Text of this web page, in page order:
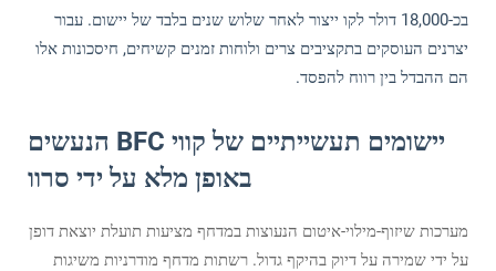
בכ-18,000 דולר לקו ייצור לאחר שלוש שנים בלבד של יישום. עבור
יצרנים העוסקים בתקציבים צרים ולוחות זמנים קשיחים, חיסכונות אלו
הם ההבדל בין רווח להפסד.
יישומים תעשייתיים של קווי BFC הנעשים
באופן מלא על ידי סרוו
מערכות שיזוף-מילוי-איטום הנעוצות במדחף מציעות תועלת יוצאת דופן
על ידי שמירה על דיוק בהיקף גדול. רשתות מדחף מודרניות משיגות